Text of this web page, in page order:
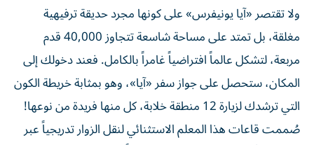
ولا تقتصر «آيا يونيفرس» على كونها مجرد حديقة ترفيهية
مغلقة، بل تمتد على مساحة شاسعة تتجاوز 40,000 قدم
مربعة، لتشكل عالماً افتراضياً غامراً بالكامل. فعند دخولك إلى
المكان، ستحصل على جواز سفر «آيا»، وهو بمثابة خريطة الكون
التي ترشدك لزيارة 12 منطقة خلابة، كل منها فريدة من نوعها!
صُممت قاعات هذا المعلم الاستثنائي لنقل الزوار تدريجياً عبر